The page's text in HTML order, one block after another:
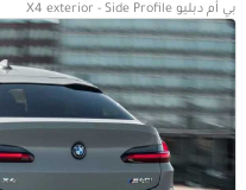
بي أم دبليو X4 exterior - Side Profile